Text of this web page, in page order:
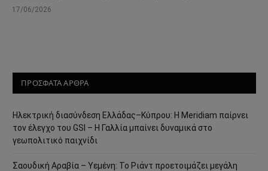
17/06/2026
ΠΡΟΣΦΑΤΑ ΑΡΘΡΑ
Ηλεκτρική διασύνδεση Ελλάδας–Κύπρου: Η Meridiam παίρνει
τον έλεγχο του GSI – Η Γαλλία μπαίνει δυναμικά στο
γεωπολιτικό παιχνίδι
Σαουδική Αραβία – Υεμένη: Το Ριάντ προετοιμάζει μεγάλη